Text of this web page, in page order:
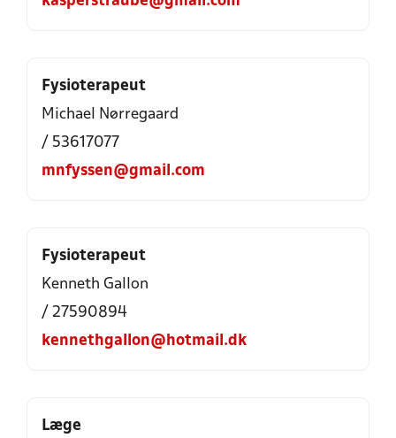
Fysioterapeut
Michael Nørregaard
/ 53617077
mnfyssen@gmail.com
Fysioterapeut
Kenneth Gallon
/ 27590894
kennethgallon@hotmail.dk
Læge